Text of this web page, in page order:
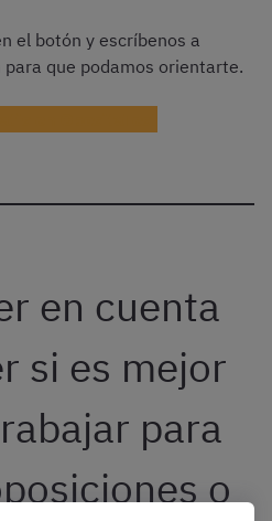
el botón y escríbenos a
que podamos orientarte.
en cuenta
si es mejor
para
o